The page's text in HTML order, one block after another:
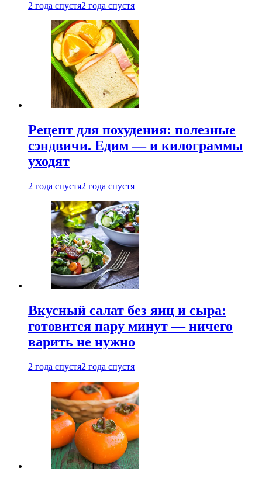
2 года спустя2 года спустя
Рецепт для похудения: полезные
сэндвичи. Едим — и килограммы
уходят
2 года спустя2 года спустя
Вкусный салат без яиц и сыра:
готовится пару минут — ничего
варить не нужно
2 года спустя2 года спустя